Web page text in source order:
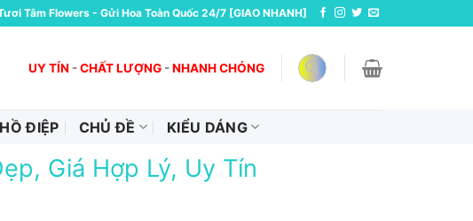
Tâm Flowers - Gửi Hoa Toàn Quốc 24/7 [GIAO NHANH]
UY TÍN -CHẤT LƯỢNG -NHANH CHÓNG
ĐIỆP CHỦ ĐỀ KIỂU DÁNG
Giá Hợp Lý, Uy Tín